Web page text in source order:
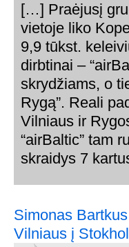
[…] Praėjusį
vietoje liko
9,9 tūkst.
dirbtinai –
skrydžiams, o
Rygą”. Reali
Vilniaus ir
“airBaltic” tam
skraidys 7
Simonas
Vilniaus į